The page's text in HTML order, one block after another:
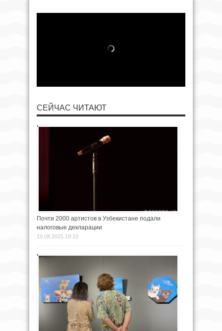
СЕЙЧАС ЧИТАЮТ
Почти 2000 артистов в Узбекистане подали
налоговые декларации
19.08.2025 19:10